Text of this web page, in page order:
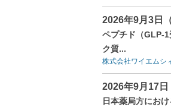
2026年9月3日
ペプチド（GLP-
ク質...
株式会社ワイエムシ
2026年9月17
日本薬局方にお